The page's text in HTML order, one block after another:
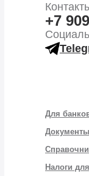
+7
Налоги
Для